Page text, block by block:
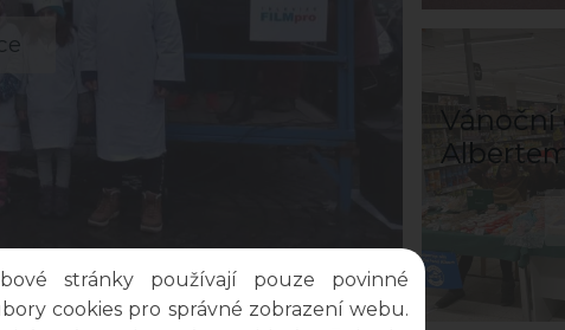
Vánoční
stránky používají pouze povinné
cookies pro správné zobrazení webu.